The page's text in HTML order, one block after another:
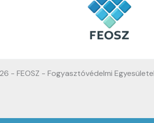
- FEOSZ - Fogyasztóvédelmi